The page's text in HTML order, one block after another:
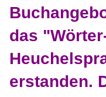
das
erstanden.